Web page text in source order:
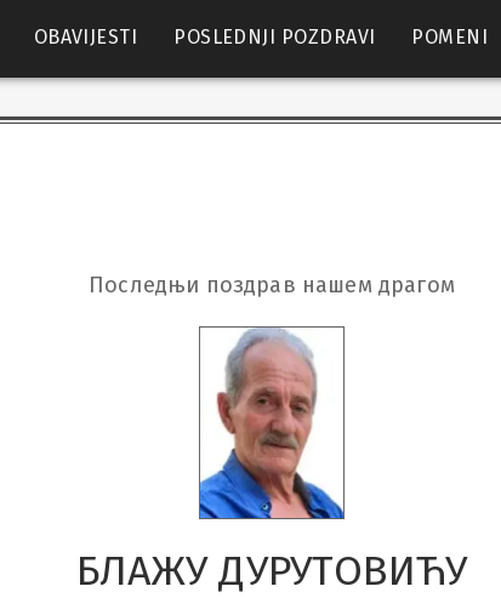
OBAVIJESTI POSLEDNJI POZDRAVI POMENI
Последњи поздрав нашем драгом
БЛАЖУ ДУРУТОВИЋУ